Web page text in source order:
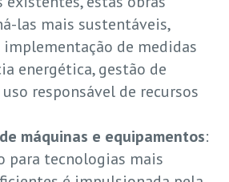
las mais sustentáveis,
implementação de medidas
energética, gestão de
responsável de recursos
máquinas e equipamentos:
para tecnologias mais